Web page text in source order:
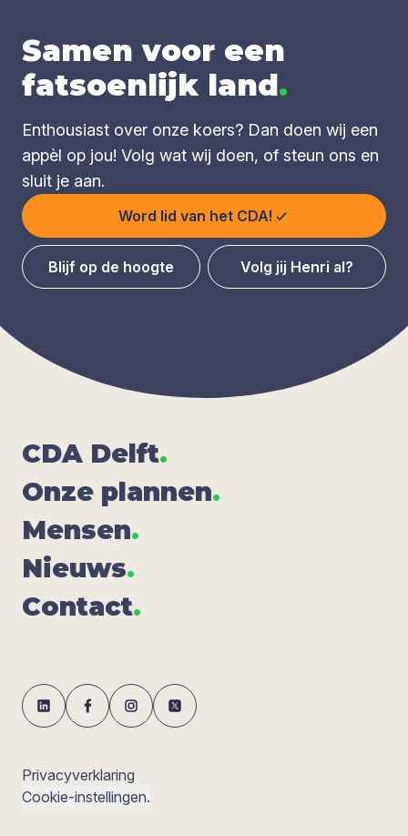
Samen voor een
fatsoenlijk land.
Enthousiast over onze koers? Dan doen wij een
appèl op jou! Volg wat wij doen, of steun ons en
sluit je aan.
Word lid van het CDA!
Blijf op de hoogte Volg jij Henri al?
CDA Delft.
Onze plan­nen.
Men­sen.
Nieuws.
Con­tact.
Privacyverklaring
Cookie-instellingen.